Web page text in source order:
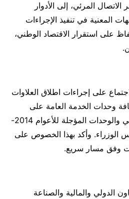
المرئي، إلى الأدوار
المعنية في تنفيذ الإجراءات
على استقرار الاقتصاد الوطني،
على إجراءات اطلاق العلاوات
وحدات الخدمة العامة على
المستويين المركزي والمحلي والوحدات المؤجلة للأعوام 2014-
الوزراء. وأكد بهذا الخصوص على
وفق مسار سريع.
الدولي والمالية والصناعة